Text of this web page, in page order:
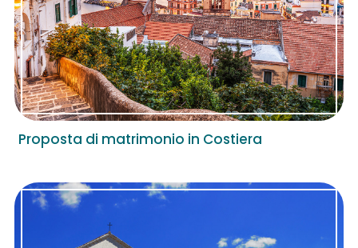
Proposta di matrimonio in Costiera